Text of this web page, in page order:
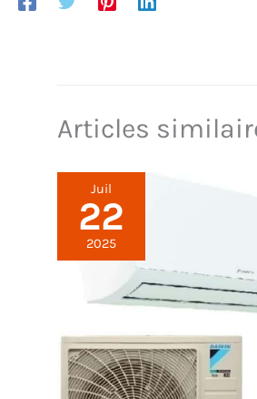
rafraîchissement vertical grâce au
Articles
Juil
22
2025